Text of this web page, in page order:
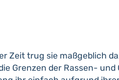
Zeit trug sie maßgeblich
Grenzen der Rassen-